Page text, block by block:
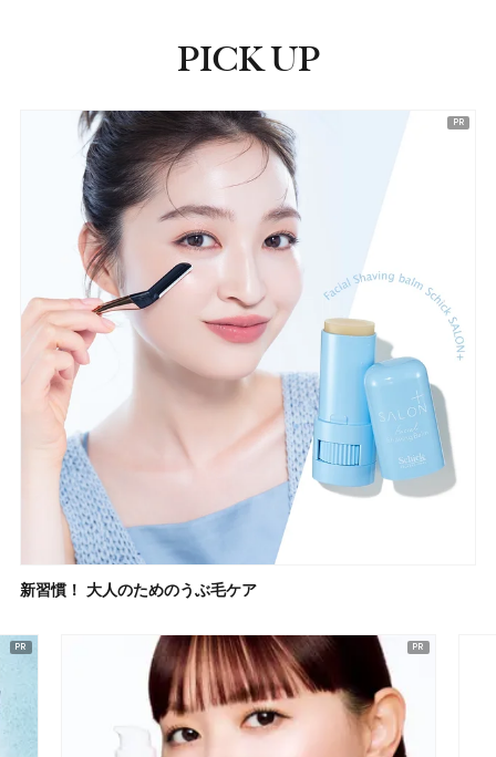
PICK UP
新習慣！ 大人のためのうぶ毛ケア